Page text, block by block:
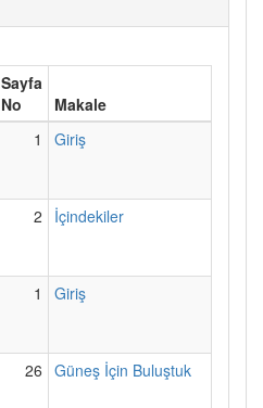
Sayfa
No
Makale
1 Giriş
2 İçindekiler
1 Giriş
26 Güneş İçin Buluştuk